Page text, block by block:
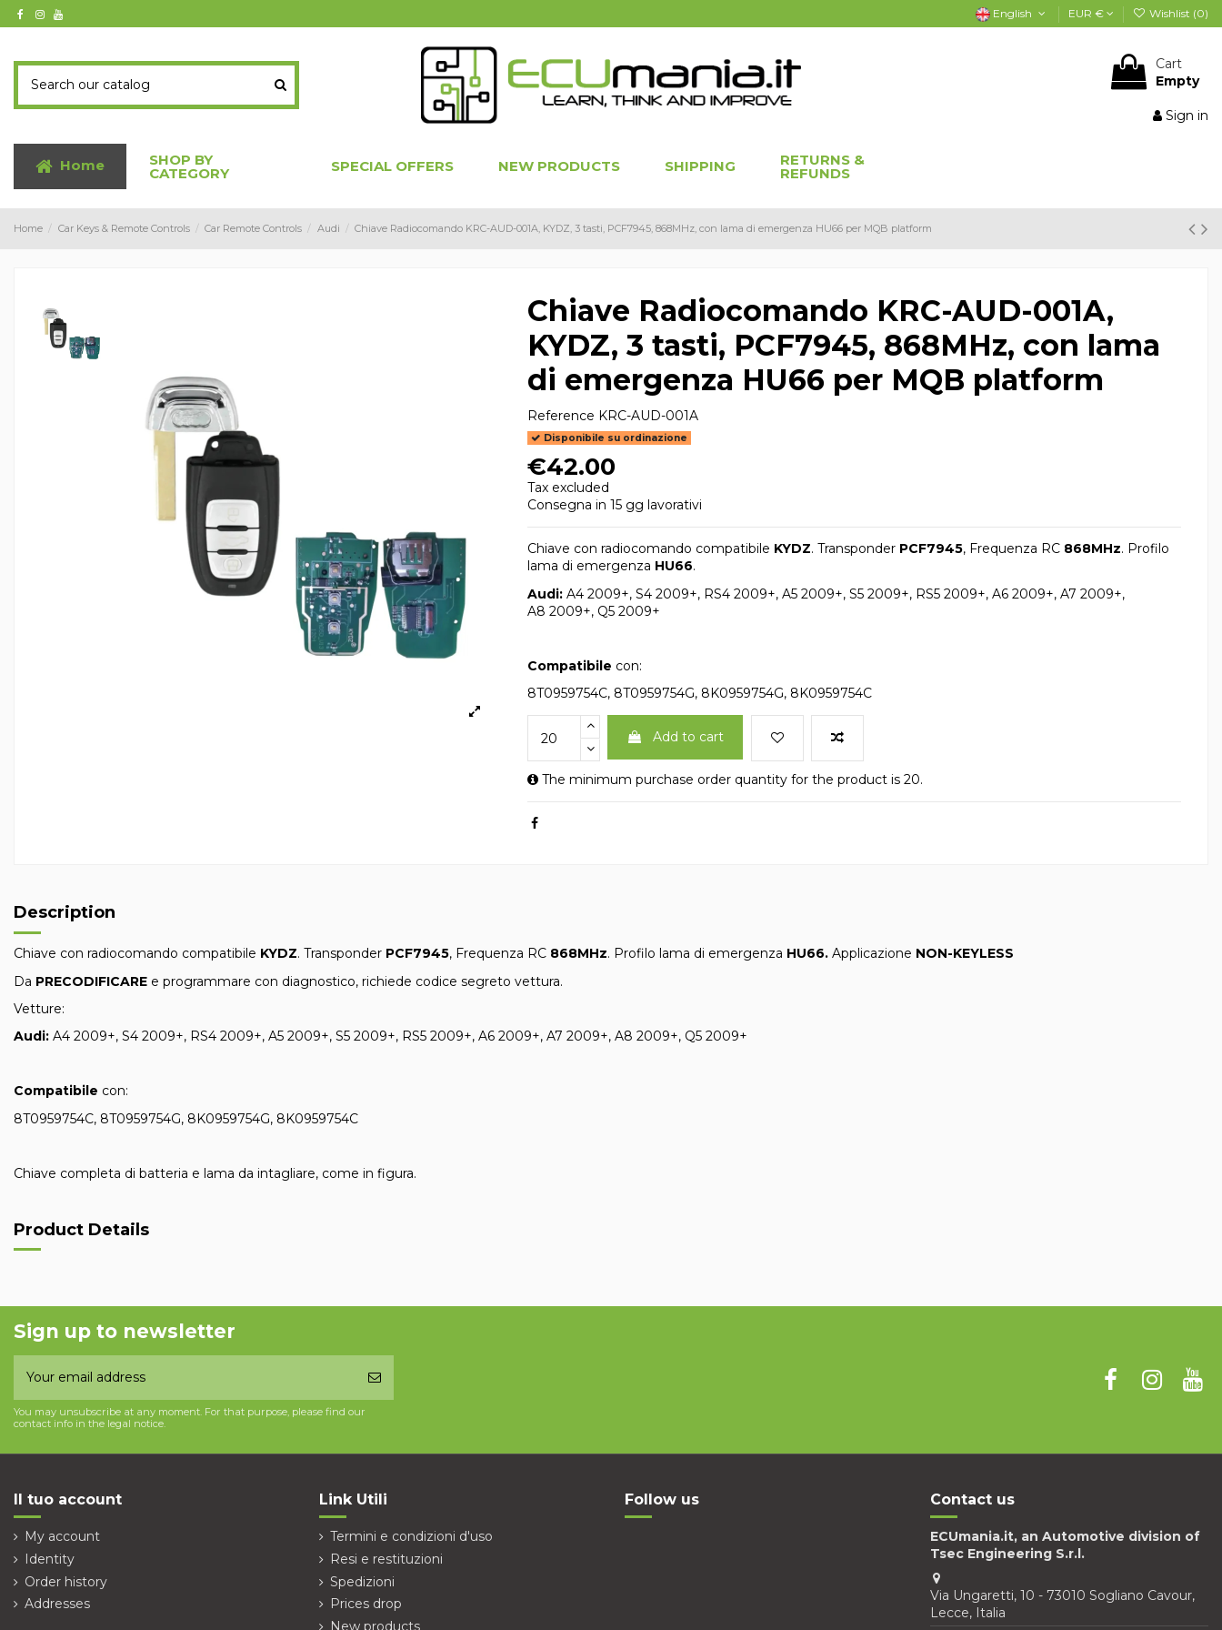
English EUR € Wishlist (0)
Cart
Empty
Sign in
Home SHOP BY
CATEGORY SPECIAL OFFERS NEW PRODUCTS SHIPPING RETURNS &
REFUNDS
Home Car Keys & Remote Controls Car Remote Controls Audi Chiave Radiocomando KRC-AUD-001A, KYDZ, 3 tasti, PCF7945, 868MHz, con lama di emergenza HU66 per MQB platform
Chiave Radiocomando KRC-AUD-001A,
KYDZ, 3 tasti, PCF7945, 868MHz, con lama
di emergenza HU66 per MQB platform
Reference KRC-AUD-001A
Disponibile su ordinazione
€42.00
Tax excluded
Consegna in 15 gg lavorativi
Chiave con radiocomando compatibile KYDZ. Transponder PCF7945, Frequenza RC 868MHz. Profilo
lama di emergenza HU66.
Audi: A4 2009+, S4 2009+, RS4 2009+, A5 2009+, S5 2009+, RS5 2009+, A6 2009+, A7 2009+,
A8 2009+, Q5 2009+
Compatibile con:
8T0959754C, 8T0959754G, 8K0959754G, 8K0959754C
Add to cart
The minimum purchase order quantity for the product is 20.
Description
Chiave con radiocomando compatibile KYDZ. Transponder PCF7945, Frequenza RC 868MHz. Profilo lama di emergenza HU66. Applicazione NON-KEYLESS
Da PRECODIFICARE e programmare con diagnostico, richiede codice segreto vettura.
Vetture:
Audi: A4 2009+, S4 2009+, RS4 2009+, A5 2009+, S5 2009+, RS5 2009+, A6 2009+, A7 2009+, A8 2009+, Q5 2009+
Compatibile con:
8T0959754C, 8T0959754G, 8K0959754G, 8K0959754C
Chiave completa di batteria e lama da intagliare, come in figura.
Product Details
Sign up to newsletter
You may unsubscribe at any moment. For that purpose, please find our
contact info in the legal notice.
Il tuo account
My account
Identity
Order history
Addresses
Link Utili
Termini e condizioni d'uso
Resi e restituzioni
Spedizioni
Prices drop
New products
Follow us Contact us
ECUmania.it, an Automotive division of
Tsec Engineering S.r.l.
Via Ungaretti, 10 - 73010 Sogliano Cavour,
Lecce, Italia